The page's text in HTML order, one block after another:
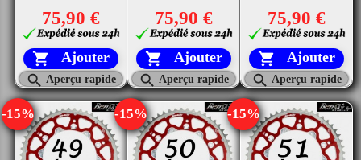
75,90 €
 Ajouter
 Aperçu rapide
75,90 €
 Ajouter
 Aperçu rapide
75,90 €
 Ajouter
 Aperçu rapide
-15% -15% -15%